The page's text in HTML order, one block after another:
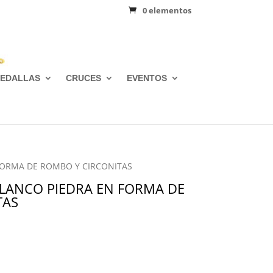
0 elementos
CRUCES EVENTOS
DE ROMBO Y CIRCONITAS
PIEDRA EN FORMA DE